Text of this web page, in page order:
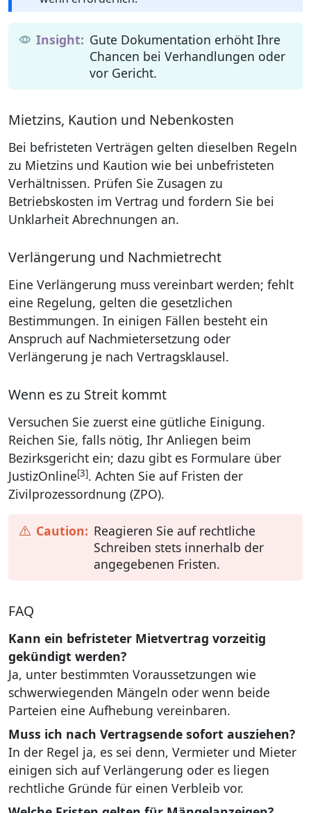
Gute Dokumentation erhöht Ihre
Chancen bei Verhandlungen oder
vor Gericht.
Mietzins, Kaution und Nebenkosten
Bei befristeten Verträgen gelten dieselben Regeln
zu Mietzins und Kaution wie bei unbefristeten
Verhältnissen. Prüfen Sie Zusagen zu
Betriebskosten im Vertrag und fordern Sie bei
Unklarheit Abrechnungen an.
Verlängerung und Nachmietrecht
Eine Verlängerung muss vereinbart werden; fehlt
eine Regelung, gelten die gesetzlichen
Bestimmungen. In einigen Fällen besteht ein
Anspruch auf Nachmietersetzung oder
Verlängerung je nach Vertragsklausel.
Wenn es zu Streit kommt
Versuchen Sie zuerst eine gütliche Einigung.
Reichen Sie, falls nötig, Ihr Anliegen beim
Bezirksgericht ein; dazu gibt es Formulare über
JustizOnline[3]. Achten Sie auf Fristen der
Zivilprozessordnung (ZPO).
Reagieren Sie auf rechtliche
Schreiben stets innerhalb der
angegebenen Fristen.
FAQ
Kann ein befristeter Mietvertrag vorzeitig
gekündigt werden?
Ja, unter bestimmten Voraussetzungen wie
schwerwiegenden Mängeln oder wenn beide
Parteien eine Aufhebung vereinbaren.
Muss ich nach Vertragsende sofort ausziehen?
In der Regel ja, es sei denn, Vermieter und Mieter
einigen sich auf Verlängerung oder es liegen
rechtliche Gründe für einen Verbleib vor.